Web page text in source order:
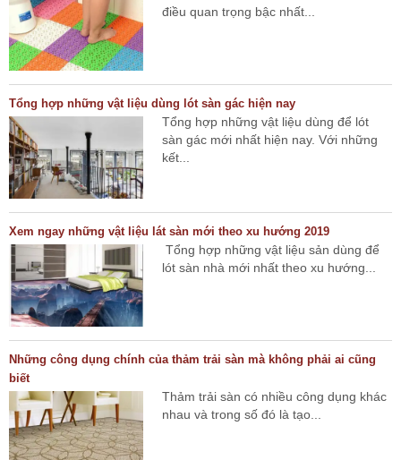
điều quan trọng bậc nhất...
Tổng hợp những vật liệu dùng lót sàn gác hiện nay
Tổng hợp những vật liệu dùng để lót
sàn gác mới nhất hiện nay. Với những
kết...
Xem ngay những vật liệu lát sàn mới theo xu hướng 2019
Tổng hợp những vật liệu sản dùng để
lót sàn nhà mới nhất theo xu hướng...
Những công dụng chính của thảm trải sàn mà không phải ai cũng
biết
Thảm trải sàn có nhiều công dụng khác
nhau và trong số đó là tạo...